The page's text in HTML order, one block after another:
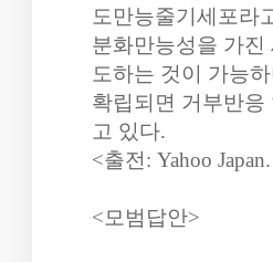
도만능줄기세포라
분화만능성을 가
도하는 것이 가능
확립되면 거부반
고 있다.
<출전: Yahoo
<모범답안>